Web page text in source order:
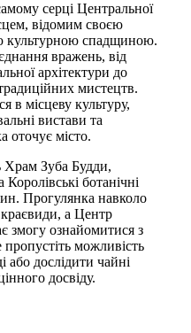
серці Центральної
відомим своєю
культурною спадщиною.
вражень, від
архітектури до
мистецтв.
в місцеву культуру,
вистави та
оточує місто.
Зуба Будди,
ботанічні
Прогулянка навколо
краєвиди, а Центр
змогу ознайомитися з
можливість
дослідити чайні
досвіду.